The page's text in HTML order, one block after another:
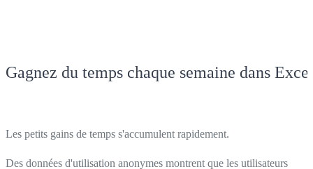
Gagnez du temps chaque semaine dans Excel
Les petits gains de temps s'accumulent rapidement.
Des données d'utilisation anonymes montrent que les utilisateurs